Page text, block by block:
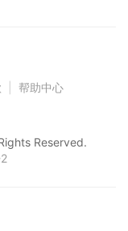
帮助中心
Reserved.